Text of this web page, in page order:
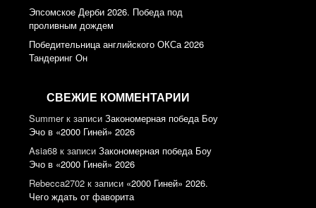
Эпсомское Дерби 2026. Победа под
проливным дождем
Победительница английского ОКСа 2026
Тандеринг Он
СВЕЖИЕ КОММЕНТАРИИ
Summerк записи Закономерная победа Боу
Эчо в «2000 Гиней» 2026
Asia68 к записи Закономерная победа Боу
Эчо в «2000 Гиней» 2026
Rebecca2702 к записи «2000 Гиней» 2026.
Чего ждать от фаворита